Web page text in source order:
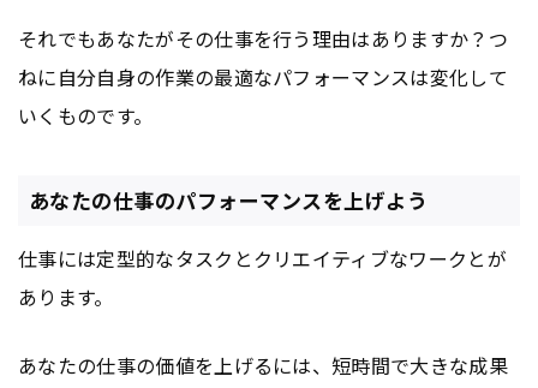
それでもあなたがその仕事を行う理由はありますか？つ
ねに自分自身の作業の最適なパフォーマンスは変化して
いくものです。
あなたの仕事のパフォーマンスを上げよう
仕事には定型的なタスクとクリエイティブなワークとが
あります。
あなたの仕事の価値を上げるには、短時間で大きな成果